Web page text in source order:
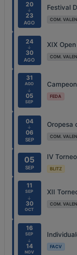
20
↓
23
AGO
Festival
COM.
24
↓
30
AGO
XIX
COM.
31
AGO
↓
05
SEP
FEDA
04
↓
06
SEP
Oropesa
COM.
05
SEP
IV
BLITZ
11
SEP
↓
30
OCT
XII
COM.
16
SEP
↓
14
NOV
FACV